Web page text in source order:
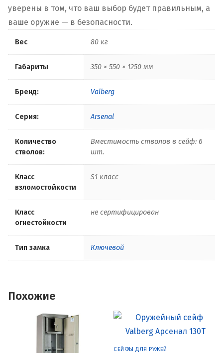
уверены в том, что ваш выбор будет правильным, а
ваше оружие — в безопасности.
Вес 80 кг
Габариты 350 × 550 × 1250 мм
Бренд: Valberg
Серия: Arsenal
Количество
стволов:
Вместимость стволов в сейф: 6
шт.
Класс
взломостойкости
S1 класс
Класс
огнестойкости
не сертифицирован
Тип замка Ключевой
Похожие
СЕЙФЫ ДЛЯ РУЖЕЙ